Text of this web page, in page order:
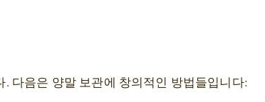
다음은 양말 보관에 창의적인 방법들입니다: